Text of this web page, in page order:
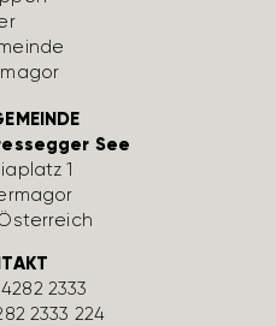
See
1
2333
2333 224